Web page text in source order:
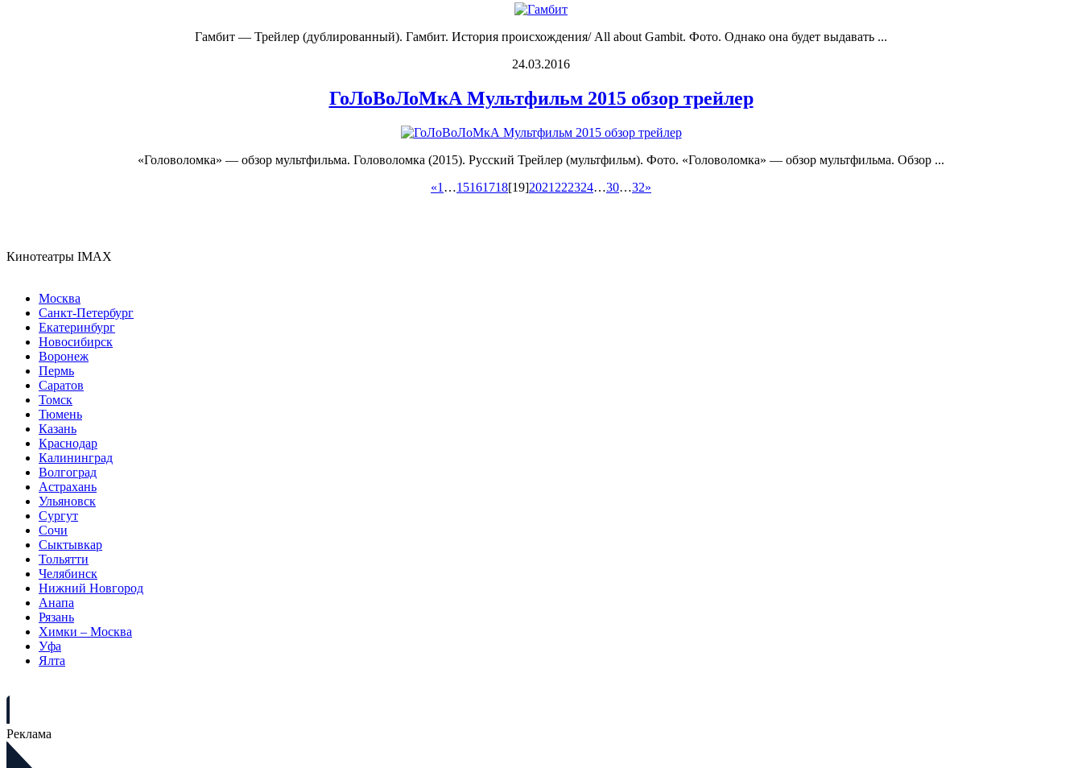
Гамбит — Трейлер (дублированный). Гамбит. История происхождения/ All about Gambit. Фото. Однако она будет выдавать ...
24.03.2016
ГоЛоВоЛоМкА Мультфильм 2015 обзор трейлер
«Головоломка» — обзор мультфильма. Головоломка (2015). Русский Трейлер (мультфильм). Фото. «Головоломка» — обзор мультфильма. Обзор ...
«1 …15161718[19]2021 222324…30…32»
Кинотеатры IMAX
Москва
Санкт-Петербург
Екатеринбург
Новосибирск
Воронеж
Пермь
Саратов
Томск
Тюмень
Казань
Краснодар
Калининград
Волгоград
Астрахань
Ульяновск
Сургут
Сочи
Сыктывкар
Тольятти
Челябинск
Нижний Новгород
Анапа
Рязань
Химки – Москва
Уфа
Ялта
Реклама